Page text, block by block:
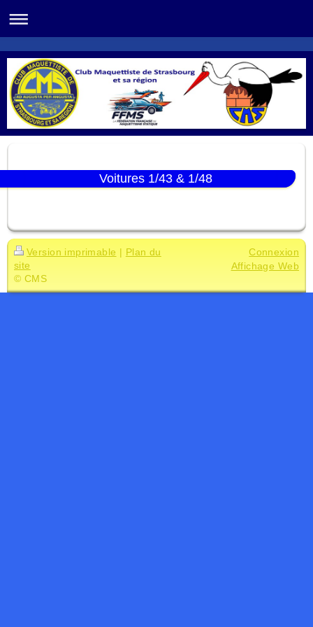
Voitures 1/43 & 1/48
Version imprimable | Plan du
site
© CMS
Connexion
Affichage Web